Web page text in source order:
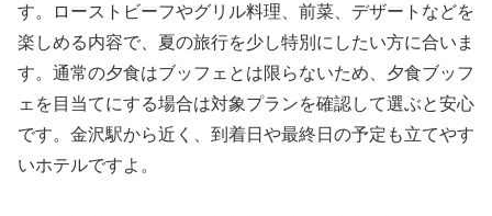
す。ローストビーフやグリル料理、前菜、デザートなどを
楽しめる内容で、夏の旅行を少し特別にしたい方に合いま
す。通常の夕食はブッフェとは限らないため、夕食ブッフ
ェを目当てにする場合は対象プランを確認して選ぶと安心
です。金沢駅から近く、到着日や最終日の予定も立てやす
いホテルですよ。